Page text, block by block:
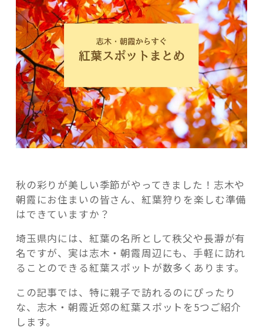
周
辺
の
紅
葉
狩
り
が
楽
し
る
場
所
ま
と
め”
の
秋の彩りが美しい季節がやってきました！志木や
朝霞にお住まいの皆さん、紅葉狩りを楽しむ準備
はできていますか？
埼玉県内には、紅葉の名所として秩父や長瀞が有
名ですが、実は志木・朝霞周辺にも、手軽に訪れ
ることのできる紅葉スポットが数多くあります。
この記事では、特に親子で訪れるのにぴったり
な、志木・朝霞近郊の紅葉スポットを5つご紹介
します。